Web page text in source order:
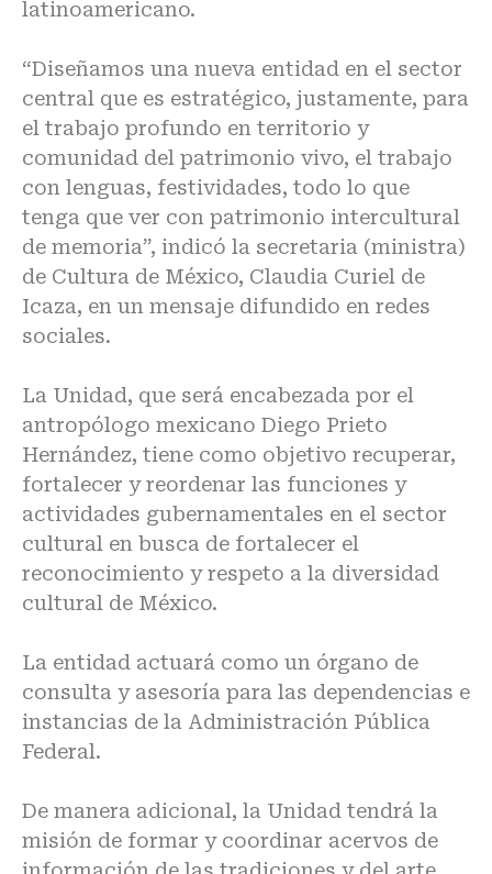
latinoamericano.
“Diseñamos una nueva entidad en el sector
central que es estratégico, justamente, para
el trabajo profundo en territorio y
comunidad del patrimonio vivo, el trabajo
con lenguas, festividades, todo lo que
tenga que ver con patrimonio intercultural
de memoria”, indicó la secretaria (ministra)
de Cultura de México, Claudia Curiel de
Icaza, en un mensaje difundido en redes
sociales.
La Unidad, que será encabezada por el
antropólogo mexicano Diego Prieto
Hernández, tiene como objetivo recuperar,
fortalecer y reordenar las funciones y
actividades gubernamentales en el sector
cultural en busca de fortalecer el
reconocimiento y respeto a la diversidad
cultural de México.
La entidad actuará como un órgano de
consulta y asesoría para las dependencias e
instancias de la Administración Pública
Federal.
De manera adicional, la Unidad tendrá la
misión de formar y coordinar acervos de